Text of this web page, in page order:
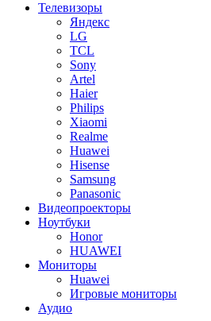
Телевизоры
Яндекс
LG
TCL
Sony
Artel
Haier
Philips
Xiaomi
Realme
Huawei
Hisense
Samsung
Panasonic
Видеопроекторы
Ноутбуки
Honor
HUAWEI
Мониторы
Huawei
Игровые мониторы
Аудио